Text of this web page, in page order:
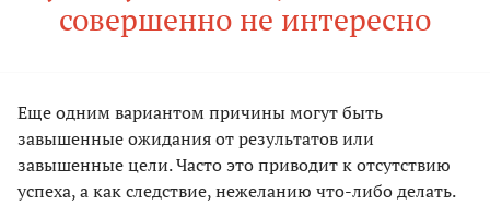
совершенно не интересно
Еще одним вариантом причины могут быть
завышенные ожидания от результатов или
завышенные цели. Часто это приводит к отсутствию
успеха, а как следствие, нежеланию что-либо делать.